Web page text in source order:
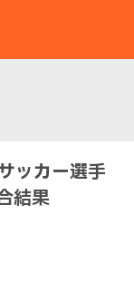
ッカー選手
結果